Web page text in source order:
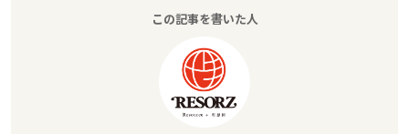
この記事を書いた人